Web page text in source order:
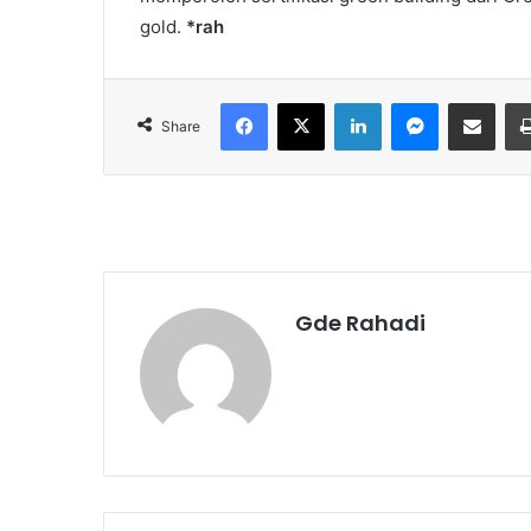
gold. *rah
Share
Gde Rahadi